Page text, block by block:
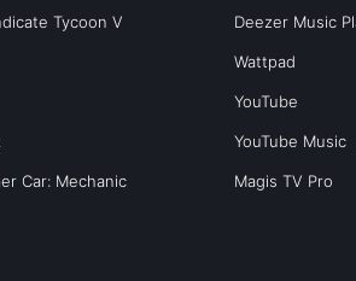
Tycoon V
Car: Mechanic
Deezer Music
Wattpad
YouTube
YouTube Music
Magis TV Pro